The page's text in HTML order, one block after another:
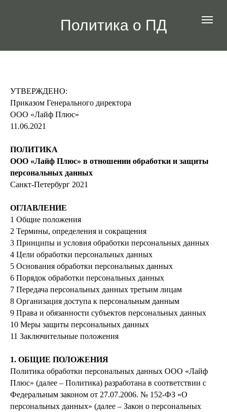
Политика о ПД
УТВЕРЖДЕНО:
Приказом Генерального директора
ООО «Лайф Плюс»
11.06.2021
ПОЛИТИКА
ООО «Лайф Плюс» в отношении обработки и защиты
персональных данных
Санкт-Петербург 2021
ОГЛАВЛЕНИЕ
1 Общие положения
2 Термины, определения и сокращения
3 Принципы и условия обработки персональных данных
4 Цели обработки персональных данных
5 Основания обработки персональных данных
6 Порядок обработки персональных данных
7 Передача персональных данных третьим лицам
8 Организация доступа к персональным данным
9 Права и обязанности субъектов персональных данных
10 Меры защиты персональных данных
11 Заключительные положения
1. ОБЩИЕ ПОЛОЖЕНИЯ
Политика обработки персональных данных ООО «Лайф
Плюс» (далее – Политика) разработана в соответствии с
Федеральным законом от 27.07.2006. № 152-ФЗ «О
персональных данных» (далее – Закон о персональных